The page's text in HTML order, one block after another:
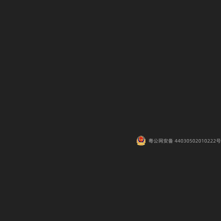
粤公网安备 44030502010222号